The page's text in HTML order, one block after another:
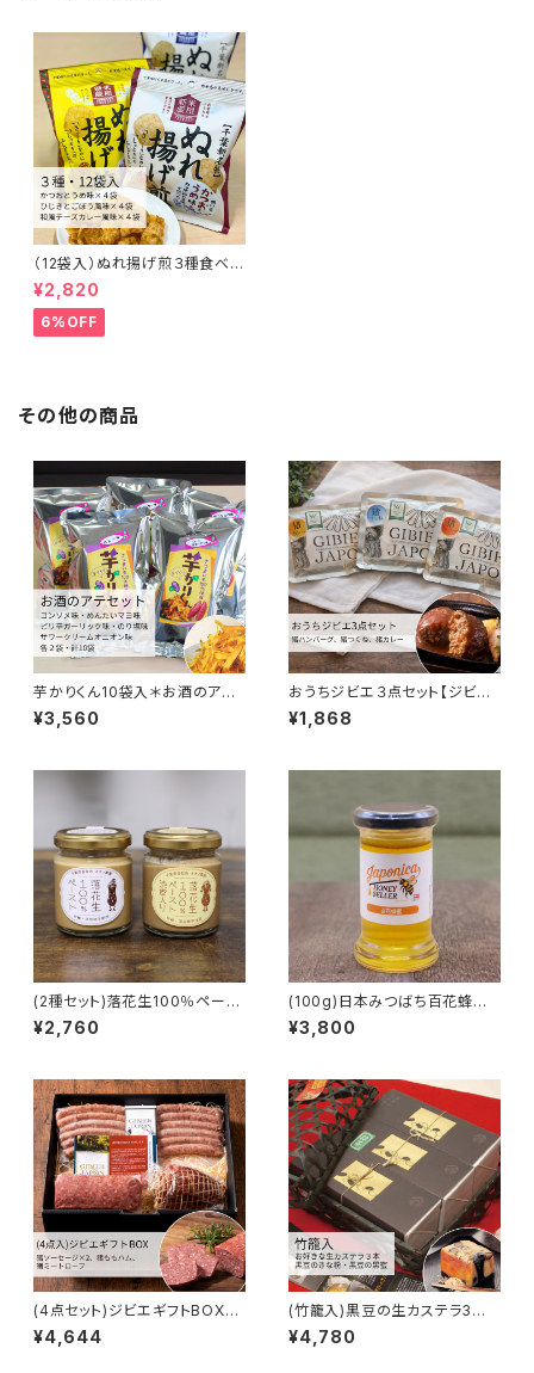
（12袋入）ぬれ揚げ煎３種食べく
らべセット【米屋新蔵】
¥2,820
6%OFF
その他の商品
芋かりくん10袋入＊お酒のアテ
におすすめセット【國乃や】
¥3,560
おうちジビエ３点セット【ジビエ
ジャポン】
¥1,868
(2種セット)落花生100％ペース
ト【オオノ農園】
¥2,760
(100g)日本みつばち百花蜂蜜
【エフプラス】
¥3,800
(4点セット)ジビエギフトBOX
【ジビエジャポン】
¥4,644
(竹籠入)黒豆の生カステラ3本
セット【金田屋】
¥4,780